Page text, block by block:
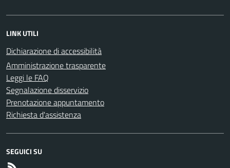
LINK UTILI
Dichiarazione di accessibilità
Amministrazione trasparente
Leggi le FAQ
Segnalazione disservizio
Prenotazione appuntamento
Richiesta d'assistenza
SEGUICI SU